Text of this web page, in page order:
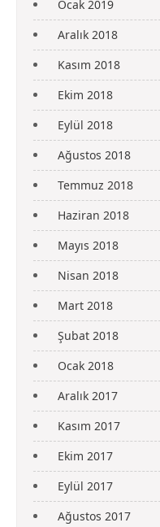
Ocak 2019
Aralık 2018
Kasım 2018
Ekim 2018
Eylül 2018
Ağustos 2018
Temmuz 2018
Haziran 2018
Mayıs 2018
Nisan 2018
Mart 2018
Şubat 2018
Ocak 2018
Aralık 2017
Kasım 2017
Ekim 2017
Eylül 2017
Ağustos 2017